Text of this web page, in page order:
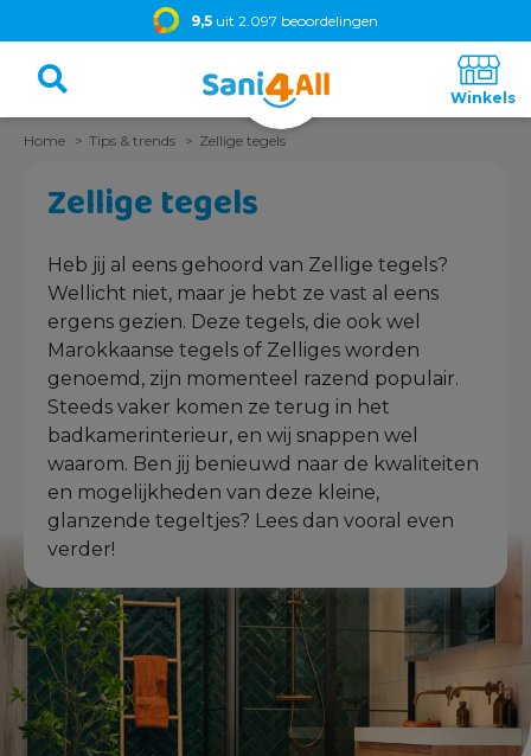
9,5 uit 2.097 beoordelingen
Home Tips & trends Zellige tegels
Zellige tegels
Heb jij al eens gehoord van Zellige tegels?
Wellicht niet, maar je hebt ze vast al eens
ergens gezien. Deze tegels, die ook wel
Marokkaanse tegels of Zelliges worden
genoemd, zijn momenteel razend populair.
Steeds vaker komen ze terug in het
badkamerinterieur, en wij snappen wel
waarom. Ben jij benieuwd naar de kwaliteiten
en mogelijkheden van deze kleine,
glanzende tegeltjes? Lees dan vooral even
verder!